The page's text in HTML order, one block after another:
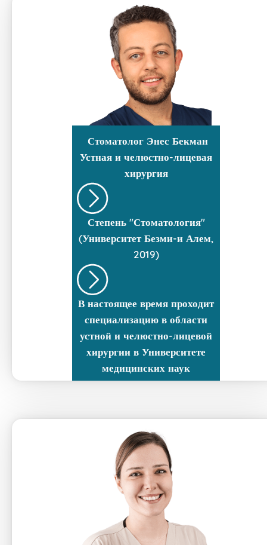
Стоматолог Энес Бекман
Устная и челюстно-лицевая
хирургия
Степень "Стоматология"
(Университет Безми-и Алем,
2019)
В настоящее время проходит
специализацию в области
устной и челюстно-лицевой
хирургии в Университете
медицинских наук